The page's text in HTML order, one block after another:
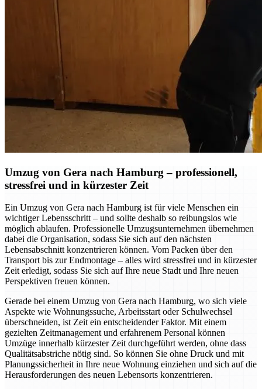
Umzug von Gera nach Hamburg – professionell,
stressfrei und in kürzester Zeit
Ein Umzug von Gera nach Hamburg ist für viele Menschen ein
wichtiger Lebensschritt – und sollte deshalb so reibungslos wie
möglich ablaufen. Professionelle Umzugsunternehmen übernehmen
dabei die Organisation, sodass Sie sich auf den nächsten
Lebensabschnitt konzentrieren können. Vom Packen über den
Transport bis zur Endmontage – alles wird stressfrei und in kürzester
Zeit erledigt, sodass Sie sich auf Ihre neue Stadt und Ihre neuen
Perspektiven freuen können.
Gerade bei einem Umzug von Gera nach Hamburg, wo sich viele
Aspekte wie Wohnungssuche, Arbeitsstart oder Schulwechsel
überschneiden, ist Zeit ein entscheidender Faktor. Mit einem
gezielten Zeitmanagement und erfahrenem Personal können
Umzüge innerhalb kürzester Zeit durchgeführt werden, ohne dass
Qualitätsabstriche nötig sind. So können Sie ohne Druck und mit
Planungssicherheit in Ihre neue Wohnung einziehen und sich auf die
Herausforderungen des neuen Lebensorts konzentrieren.